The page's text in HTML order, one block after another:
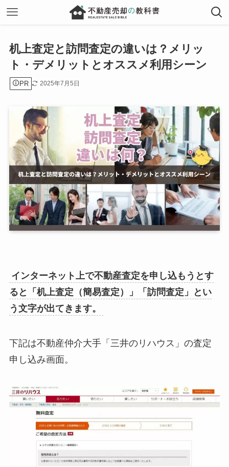
机上査定と訪問査定の違いは？メリッ
ト・デメリットとオススメ利用シーン
PR 2025年7月5日
インターネット上で不動産査定を申し込もうとす
ると「机上査定（簡易査定）」「訪問査定」とい
う文字が出てきます。
下記は不動産仲介大手「三井のリハウス」の査定
申し込み画面。